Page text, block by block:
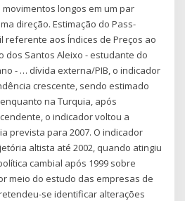
longos em um par
direção. Estimação do Pass-
referente aos Índices de Preços ao
dos Santos Aleixo - estudante do
- … dívida externa/PIB, o indicador
crescente, sendo estimado
na Turquia, após
o indicador voltou a
prevista para 2007. O indicador
altista até 2002, quando atingiu
cambial após 1999 sobre
meio do estudo das empresas de
se identificar alterações